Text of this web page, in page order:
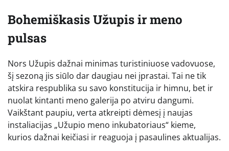
Bohemiškasis Užupis ir meno
pulsas
Nors Užupis dažnai minimas turistiniuose vadovuose,
šį sezoną jis siūlo dar daugiau nei įprastai. Tai ne tik
atskira respublika su savo konstitucija ir himnu, bet ir
nuolat kintanti meno galerija po atviru dangumi.
Vaikštant paupiu, verta atkreipti dėmesį į naujas
instaliacijas „Užupio meno inkubatoriaus“ kieme,
kurios dažnai keičiasi ir reaguoja į pasaulines aktualijas.